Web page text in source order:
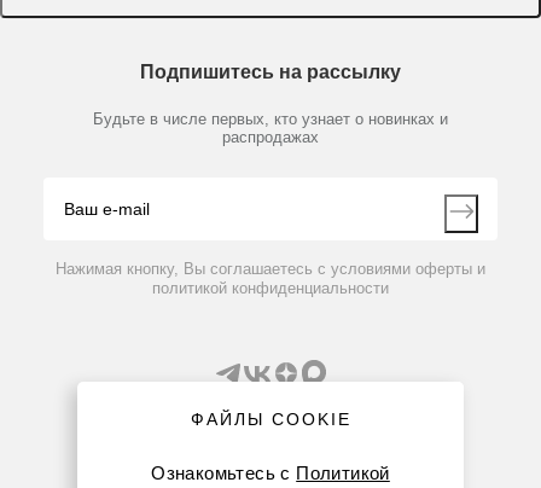
Химические реактивы, препараты, наборы
Производители
Доставка и оплата
Мобильное приложение
Партнеры
Контакты
Подпишитесь на рассылку
Будьте в числе первых, кто узнает о новинках и
распродажах
Нажимая кнопку, Вы соглашаетесь с условиями оферты и
политикой конфиденциальности
ФАЙЛЫ COOKIE
Ознакомьтесь с Политикой